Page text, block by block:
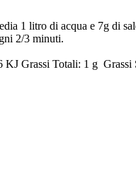
1 litro di acqua e 7g di
2/3 minuti.
KJ Grassi Totali: 1 g